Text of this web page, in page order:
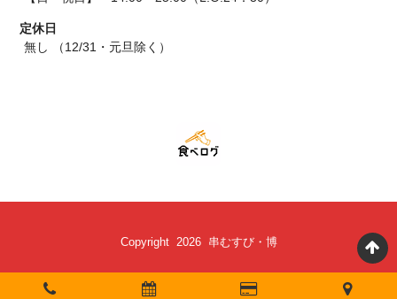
定休日
無し （12/31・元旦除く）
Copyright 2026 串むすび・博